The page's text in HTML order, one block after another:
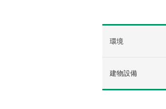
環境
建物設備